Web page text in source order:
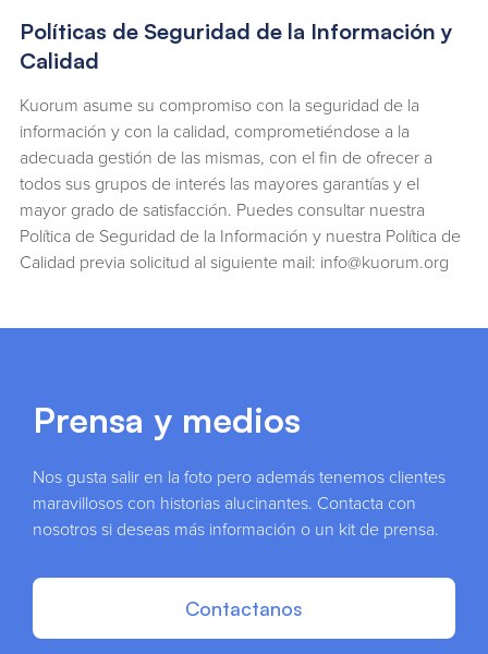
Políticas de Seguridad de la Información y
Calidad
Kuorum asume su compromiso con la seguridad de la
información y con la calidad, comprometiéndose a la
adecuada gestión de las mismas, con el fin de ofrecer a
todos sus grupos de interés las mayores garantías y el
mayor grado de satisfacción. Puedes consultar nuestra
Política de Seguridad de la Información y nuestra Política de
Calidad previa solicitud al siguiente mail: info@kuorum.org
Prensa y medios
Nos gusta salir en la foto pero además tenemos clientes
maravillosos con historias alucinantes. Contacta con
nosotros si deseas más información o un kit de prensa.
Contactanos